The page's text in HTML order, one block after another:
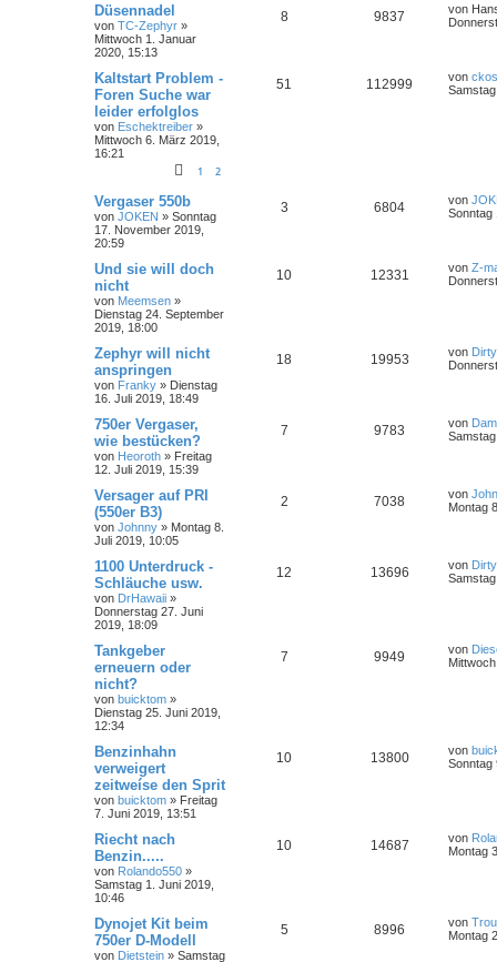
Düsennadel
von TC-Zephyr »
Mittwoch 1. Januar
2020, 15:13
8 9837 von
Kaltstart Problem -
Foren Suche war
leider erfolglos
von Eschektreiber »
Mittwoch 6. März 2019,
16:21
1 2
51 112999 von
Vergaser 550b
von JOKEN » Sonntag
17. November 2019,
20:59
3 6804 von
Sonntag
Und sie will doch
nicht
von Meemsen »
Dienstag 24. September
2019, 18:00
10 12331 von Z-
Zephyr will nicht
anspringen
von Franky » Dienstag
16. Juli 2019, 18:49
18 19953 von
750er Vergaser,
wie bestücken?
von Heoroth » Freitag
12. Juli 2019, 15:39
7 9783 von
Versager auf PRI
(550er B3)
von Johnny » Montag 8.
Juli 2019, 10:05
2 7038 von
Montag
1100 Unterdruck -
Schläuche usw.
von DrHawaii »
Donnerstag 27. Juni
2019, 18:09
12 13696 von
Tankgeber
erneuern oder
nicht?
von buicktom »
Dienstag 25. Juni 2019,
12:34
7 9949 von
Benzinhahn
verweigert
zeitweíse den Sprit
von buicktom » Freitag
7. Juni 2019, 13:51
10 13800 von
Sonntag
Riecht nach
Benzin.....
von Rolando550 »
Samstag 1. Juni 2019,
10:46
10 14687 von
Montag
Dynojet Kit beim
750er D-Modell
von Dietstein » Samstag
5 8996 von
Montag